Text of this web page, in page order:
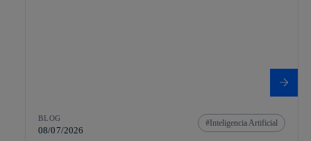
BLOG
08/07/2026
Inteligencia Artificial